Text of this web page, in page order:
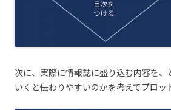
次に、実際に情報誌に盛り込む内容を、
いくと伝わりやすいのかを考えてプロッ